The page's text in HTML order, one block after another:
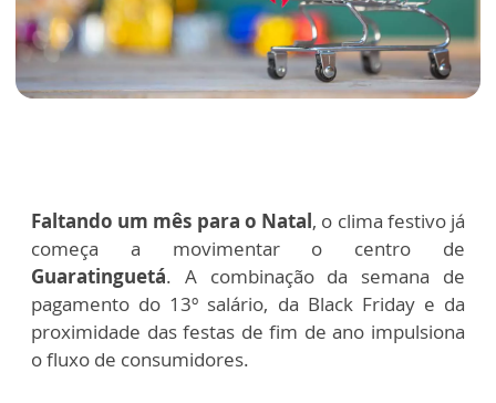
Faltando um mês para o Natal, o clima festivo já
começa a movimentar o centro de
Guaratinguetá. A combinação da semana de
pagamento do 13º salário, da Black Friday e da
proximidade das festas de fim de ano impulsiona
o fluxo de consumidores.